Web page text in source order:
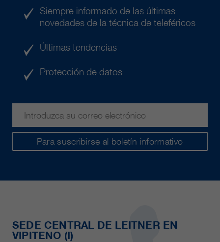
Para suscribirse al boletín informativo
Siempre informado de las últimas
novedades de la técnica de teleféricos
Últimas tendencias
Protección de datos
SEDE CENTRAL DE LEITNER EN
VIPITENO (I)